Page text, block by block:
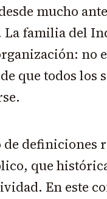
mucho
La familia del
no
que todos los
de definiciones
que
En este